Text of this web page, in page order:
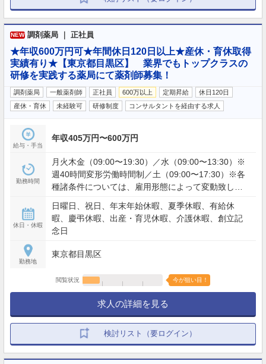
NEW 調剤薬局 ｜ 正社員
★年収600万円可★年間休日120日以上★産休・育休取得
実績有り★【東京都目黒区】 業界でもトップクラスの
研修を実践する薬局にて薬剤師募集！
調剤薬局 一般薬剤師 正社員 600万以上 定期昇給
休日120日
産休・育休
未経験可 研修制度 コンサルタントを経由する求人
給与・手当
年収405万円〜600万円
勤務時間
月火木金（09:00〜19:30）／水（09:00〜13:30）※
週40時間変形労働時間制／土（09:00〜17:30）※各
種諸条件については、雇用形態によって変動致しま
休日・休暇
日曜日、祝日、年末年始休暇、夏季休暇、有給休
暇、慶弔休暇、出産・育児休暇、介護休暇、創立記
念日
勤務地
東京都目黒区
閲覧状況 今が狙い目！
求人の詳細を見る
検討リスト（要ログイン）